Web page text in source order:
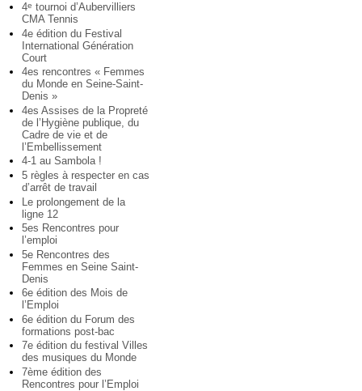
4e tournoi d’Aubervilliers
CMA Tennis
4e édition du Festival
International Génération
Court
4es rencontres « Femmes
du Monde en Seine-Saint-
Denis »
4es Assises de la Propreté
de l’Hygiène publique, du
Cadre de vie et de
l’Embellissement
4-1 au Sambola !
5 règles à respecter en cas
d’arrêt de travail
Le prolongement de la
ligne 12
5es Rencontres pour
l’emploi
5e Rencontres des
Femmes en Seine Saint-
Denis
6e édition des Mois de
l’Emploi
6e édition du Forum des
formations post-bac
7e édition du festival Villes
des musiques du Monde
7ème édition des
Rencontres pour l’Emploi